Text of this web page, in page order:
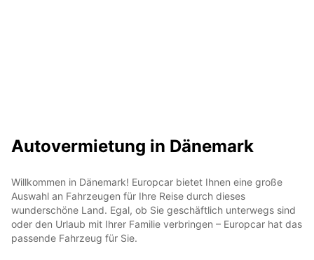
Autovermietung in Dänemark
Willkommen in Dänemark! Europcar bietet Ihnen eine große
Auswahl an Fahrzeugen für Ihre Reise durch dieses
wunderschöne Land. Egal, ob Sie geschäftlich unterwegs sind
oder den Urlaub mit Ihrer Familie verbringen – Europcar hat das
passende Fahrzeug für Sie.